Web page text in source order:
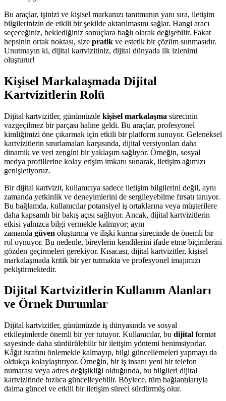
Bu araçlar, işinizi ve kişisel markanızı tanıtmanın yanı sıra, iletişim
bilgilerinizin de etkili bir şekilde aktarılmasını sağlar. Hangi aracı
seçeceğiniz, beklediğiniz sonuçlara bağlı olarak değişebilir. Fakat
hepsinin ortak noktası, size pratik ve estetik bir çözüm sunmasıdır.
Unutmayın ki, dijital kartvizitiniz, dijital dünyada ilk izlenimi
oluşturur!
Kişisel Markalaşmada Dijital
Kartvizitlerin Rolü
Dijital kartvizitler, günümüzde kişisel markalaşma sürecinin
vazgeçilmez bir parçası haline geldi. Bu araçlar, profesyonel
kimliğimizi öne çıkarmak için etkili bir platform sunuyor. Geleneksel
kartvizitlerin sınırlamaları karşısında, dijital versiyonları daha
dinamik ve veri zengini bir yaklaşım sağlıyor. Örneğin, sosyal
medya profillerine kolay erişim imkanı sunarak, iletişim ağımızı
genişletiyoruz.
Bir dijital kartvizit, kullanıcıya sadece iletişim bilgilerini değil, aynı
zamanda yetkinlik ve deneyimlerini de sergileyebilme fırsatı tanıyor.
Bu bağlamda, kullanıcılar potansiyel iş ortaklarına veya müşterilere
daha kapsamlı bir bakış açısı sağlıyor. Ancak, dijital kartvizitlerin
etkisi yalnızca bilgi vermekle kalmıyor; aynı
zamanda güven oluşturma ve ilişki kurma sürecinde de önemli bir
rol oynuyor. Bu nedenle, bireylerin kendilerini ifade etme biçimlerini
gözden geçirmeleri gerekiyor. Kısacası, dijital kartvizitler, kişisel
markalaşmada kritik bir yer tutmakta ve profesyonel imajımızı
pekiştirmektedir.
Dijital Kartvizitlerin Kullanım Alanları
ve Örnek Durumlar
Dijital kartvizitler, günümüzde iş dünyasında ve sosyal
etkileşimlerde önemli bir yer tutuyor. Kullanıcılar, bu dijital format
sayesinde daha sürdürülebilir bir iletişim yöntemi benimsiyorlar.
Kâğıt israfını önlemekle kalmayıp, bilgi güncellemeleri yapmayı da
oldukça kolaylaştırıyor. Örneğin, bir iş insanı yeni bir telefon
numarası veya adres değişikliği olduğunda, bu bilgileri dijital
kartvizitinde hızlıca güncelleyebilir. Böylece, tüm bağlantılarıyla
daima güncel ve etkili bir iletişim süreci sürdürmüş olur.